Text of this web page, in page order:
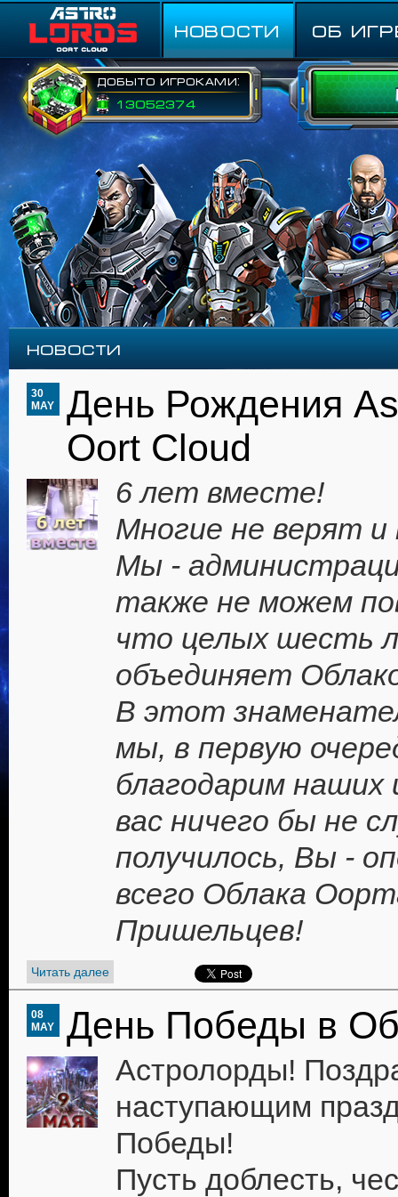
ОБ
НОВОСТИ
Добыто игроками:
13052374
Новости
День Рождения
Oort Cloud
30
MAY
6 лет вместе!
Многие не верят и
Мы -
также не можем
что целых шесть
объединяет
В этот
мы, в первую
благодарим наших
вас ничего бы не
получилось, Вы -
всего Облака
Пришельцев!
Читать далее
День Победы в
08
MAY
Астролорды!
наступающим
Победы!
Пусть доблесть,